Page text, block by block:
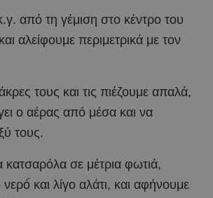
από τη γέμιση στο κέντρο του
αλείφουμε περιμετρικά με τον
τους και τις πιέζουμε απαλά,
ο αέρας από μέσα και να
τους.
κατσαρόλα σε μέτρια φωτιά,
νερό́ και λίγο αλάτι, και αφήνουμε